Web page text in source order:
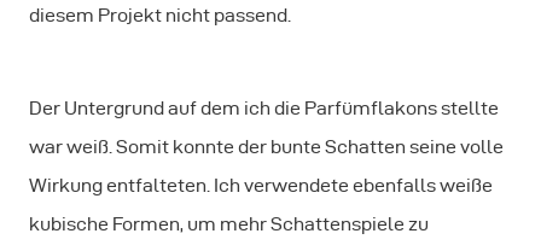
diesem Projekt nicht passend.
Der Untergrund auf dem ich die Parfümflakons stellte
war weiß. Somit konnte der bunte Schatten seine volle
Wirkung entfalteten. Ich verwendete ebenfalls weiße
kubische Formen, um mehr Schattenspiele zu